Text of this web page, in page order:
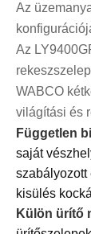
Az
Az
WABCO
világítási és
Független
saját
szabályozott
kisülés
Külön ürítő